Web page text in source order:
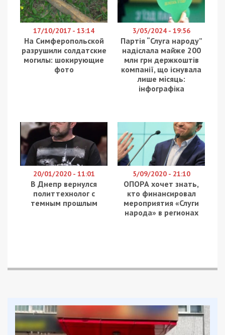
17/10/2017 - 13:14
На Симферопольской
разрушили солдатские
могилы: шокирующие
фото
3/05/2024 - 19:56
Партія “Слуга народу”
надіслала майже 200
млн грн держкоштів
компанії, що існувала
лише місяць:
інфографіка
20/01/2020 - 11:01
В Днепр вернулся
политтехнолог с
темным прошлым
5/09/2020 - 21:10
ОПОРА хочет знать,
кто финансировал
мероприятия «‎Слуги
народа» в регионах